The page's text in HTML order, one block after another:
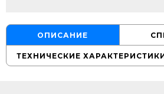
ОПИСАНИЕ
ТЕХНИЧЕСКИЕ